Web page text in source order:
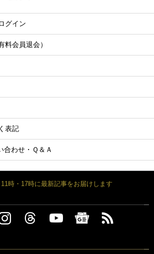
グイン
料会員退会）
表記
合わせ・Ｑ＆Ａ
時・17時に最新記事をお届けします